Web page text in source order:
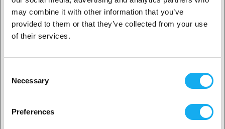
may combine it with other information that you’ve
provided to them or that they’ve collected from your use
of their services.
Selection
Necessary
Preferences
1. Er du erhvervskunde eller privatkunde?
Erhvervskunde
Privat kunde